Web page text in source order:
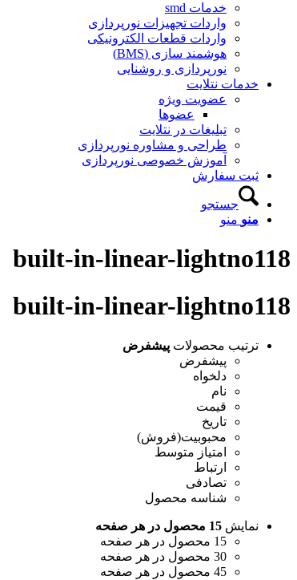
خدمات smd
واردات تجهیزات نورپردازی
واردات قطعات الکترونیکی
هوشمند سازی (BMS)
نورپردازی و روشنایی
خدمات نتلایت
عضویت ویژه
عضوها
تبلیغات در نتلایت
طراحی و مشاوره نورپردازی
آموزش خصوصی نورپردازی
ثبت سفارش
جستجو
منو منو
built-in-linear-lightno118
built-in-linear-lightno118
ترتیب محصولات پیشفرض
پیشفرض
دلخواه
نام
قیمت
تاریخ
محبوبیت(فروش)
امتیاز متوسط
ارتباط
تصادفی
شناسه محصول
نمایش 15 محصول در هر صفحه
15 محصول در هر صفحه
30 محصول در هر صفحه
45 محصول در هر صفحه